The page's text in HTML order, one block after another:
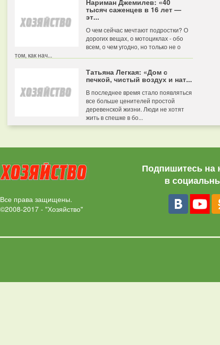
Нариман Джемилев: «40
тысяч саженцев в 16 лет —
эт...
О чем сейчас мечтают подростки? О
дорогих вещах, о мотоциклах - обо
всем, о чем угодно, но только не о
том, как нач...
Татьяна Легкая: «Дом с
печкой, чистый воздух и нат...
В последнее время стало появляться
все больше ценителей простой
деревенской жизни. Люди не хотят
жить в спешке в бо...
Все права защищены.
©2008-2017 - "Хозяйство"
Подпишитесь на
в